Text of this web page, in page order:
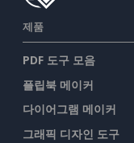
제품
PDF 도구 모음
플립북 메이커
다이어그램 메이커
그래픽 디자인 도구